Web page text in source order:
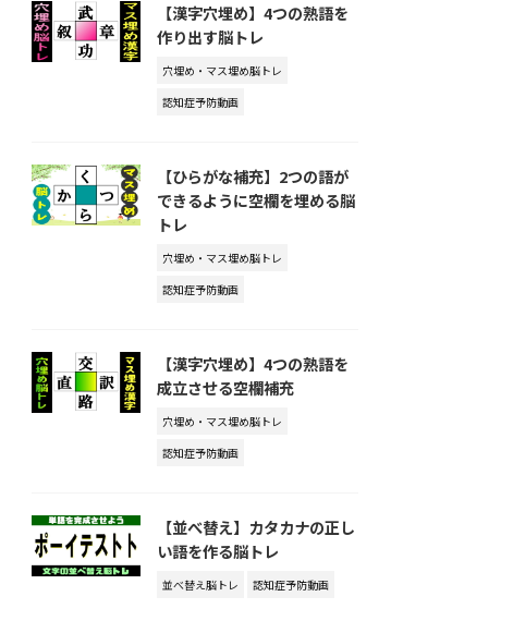
【漢字穴埋め】4つの熟語を
作り出す脳トレ
穴埋め・マス埋め脳トレ
認知症予防動画
【ひらがな補充】2つの語が
できるように空欄を埋める脳
トレ
穴埋め・マス埋め脳トレ
認知症予防動画
【漢字穴埋め】4つの熟語を
成立させる空欄補充
穴埋め・マス埋め脳トレ
認知症予防動画
【並べ替え】カタカナの正し
い語を作る脳トレ
並べ替え脳トレ 認知症予防動画